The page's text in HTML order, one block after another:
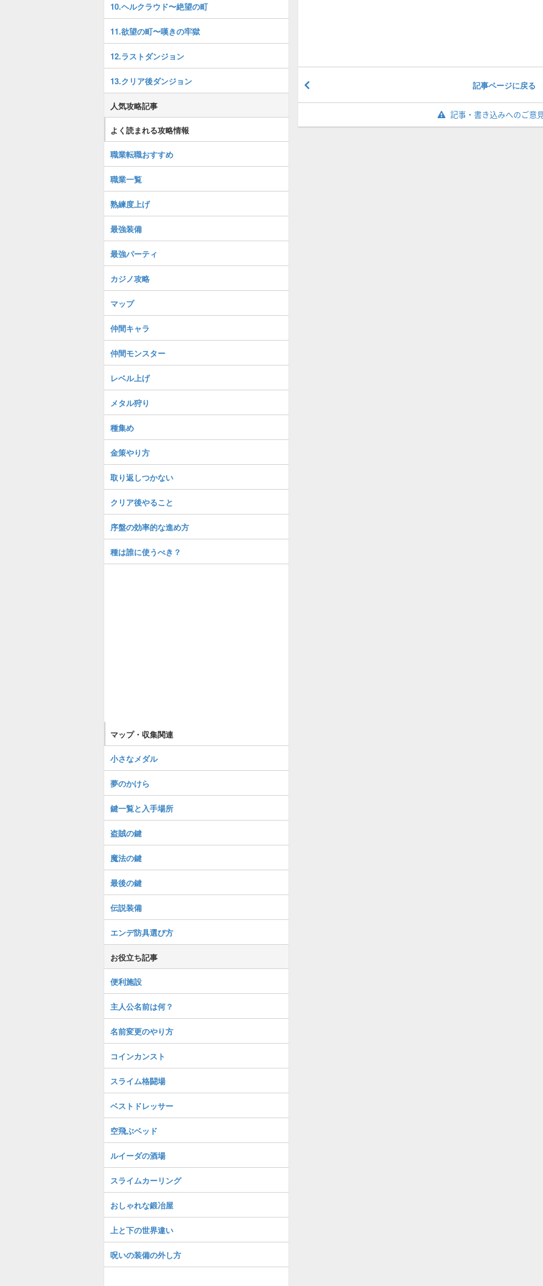
記事ページに戻る
記事・書き込みへのご意
10.ヘルクラウド〜絶望の町
11.欲望の町〜嘆きの牢獄
12.ラストダンジョン
13.クリア後ダンジョン
人気攻略記事
よく読まれる攻略情報
職業転職おすすめ
職業一覧
熟練度上げ
最強装備
最強パーティ
カジノ攻略
マップ
仲間キャラ
仲間モンスター
レベル上げ
メタル狩り
種集め
金策やり方
取り返しつかない
クリア後やること
序盤の効率的な進め方
種は誰に使うべき？
マップ・収集関連
小さなメダル
夢のかけら
鍵一覧と入手場所
盗賊の鍵
魔法の鍵
最後の鍵
伝説装備
エンデ防具選び方
お役立ち記事
便利施設
主人公名前は何？
名前変更のやり方
コインカンスト
スライム格闘場
ベストドレッサー
空飛ぶベッド
ルイーダの酒場
スライムカーリング
おしゃれな鍛冶屋
上と下の世界違い
呪いの装備の外し方